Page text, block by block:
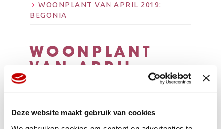
Deze website maakt gebruik van cookies
WOONPLANT VAN APRIL 2019:
BEGONIA
WOONPLANT
VAN APRIL
2019: BEGONIA